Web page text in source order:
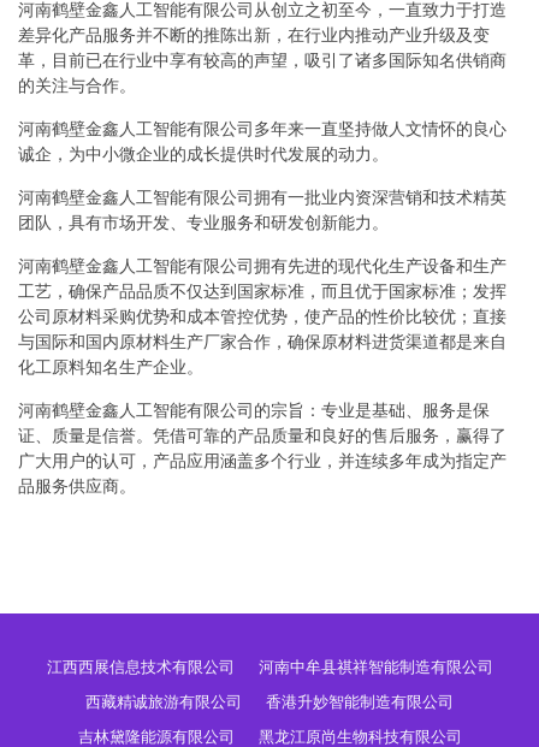
河南鹤壁金鑫人工智能有限公司从创立之初至今，一直致力于打造
差异化产品服务并不断的推陈出新，在行业内推动产业升级及变
革，目前已在行业中享有较高的声望，吸引了诸多国际知名供销商
的关注与合作。
河南鹤壁金鑫人工智能有限公司多年来一直坚持做人文情怀的良心
诚企，为中小微企业的成长提供时代发展的动力。
河南鹤壁金鑫人工智能有限公司拥有一批业内资深营销和技术精英
团队，具有市场开发、专业服务和研发创新能力。
河南鹤壁金鑫人工智能有限公司拥有先进的现代化生产设备和生产
工艺，确保产品品质不仅达到国家标准，而且优于国家标准；发挥
公司原材料采购优势和成本管控优势，使产品的性价比较优；直接
与国际和国内原材料生产厂家合作，确保原材料进货渠道都是来自
化工原料知名生产企业。
河南鹤壁金鑫人工智能有限公司的宗旨：专业是基础、服务是保
证、质量是信誉。凭借可靠的产品质量和良好的售后服务，赢得了
广大用户的认可，产品应用涵盖多个行业，并连续多年成为指定产
品服务供应商。
江西西展信息技术有限公司
河南中牟县祺祥智能制造有限公司
西藏精诚旅游有限公司
香港升妙智能制造有限公司
吉林黛隆能源有限公司
黑龙江原尚生物科技有限公司